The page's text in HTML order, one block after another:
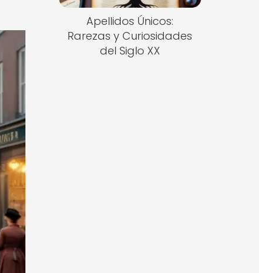
Apellidos Únicos:
Rarezas y Curiosidades
del Siglo XX